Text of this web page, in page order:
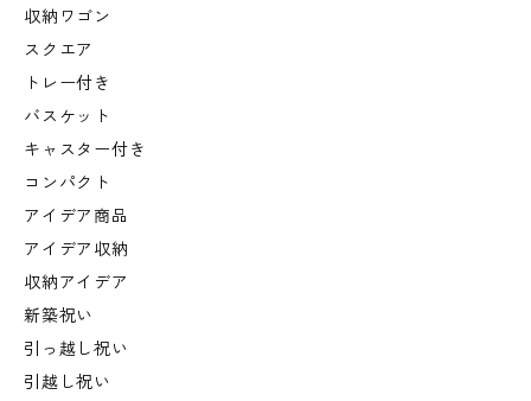
収納ワゴン
スクエア
トレー付き
バスケット
キャスター付き
コンパクト
アイデア商品
アイデア収納
収納アイデア
新築祝い
引っ越し祝い
引越し祝い